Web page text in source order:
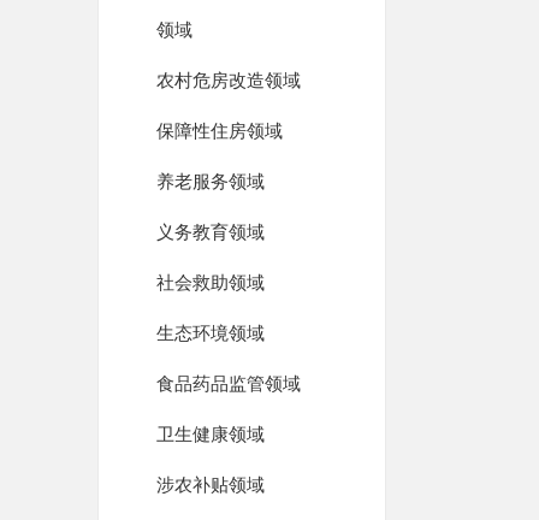
领域
农村危房改造领域
保障性住房领域
养老服务领域
义务教育领域
社会救助领域
生态环境领域
食品药品监管领域
卫生健康领域
涉农补贴领域